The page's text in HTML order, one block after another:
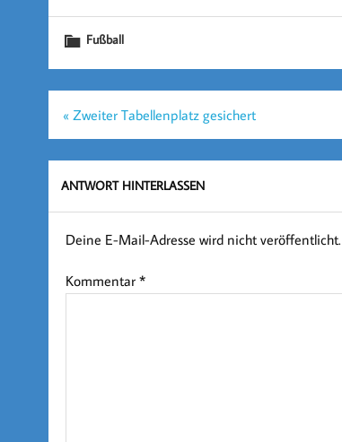
Fußball
Beitragsnavigation
« Zweiter Tabellenplatz gesichert
ANTWORT HINTERLASSEN
Deine E-Mail-Adresse wird nicht veröffentlicht.
Kommentar *